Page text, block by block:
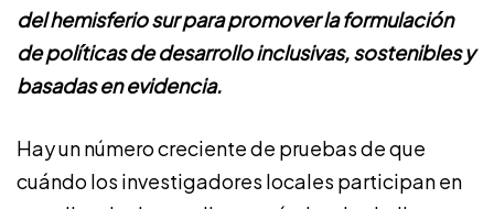
del hemisferio sur para promover la formulación
de políticas de desarrollo inclusivas, sostenibles y
basadas en evidencia.
Hay un número creciente de pruebas de que
cuándo los investigadores locales participan en